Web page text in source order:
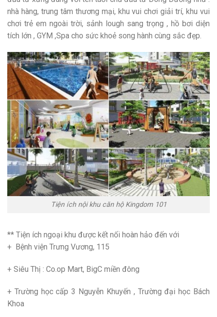
nhà hàng, trung tâm thương mại, khu vui chơi giải trí, khu vui
chơi trẻ em ngoài trời, sảnh lough sang trọng , hồ bơi diện
tích lớn , GYM ,Spa cho sức khoẻ song hành cùng sắc đẹp.
Tiện ích nội khu căn hộ Kingdom 101
** Tiện ích ngoại khu được kết nối hoàn hảo đến với
+ Bệnh viện Trưng Vương, 115
+ Siêu Thị : Co.op Mart, BigC miền đông
+ Trường học cấp 3 Nguyễn Khuyến , Trường đại học Bách
Khoa